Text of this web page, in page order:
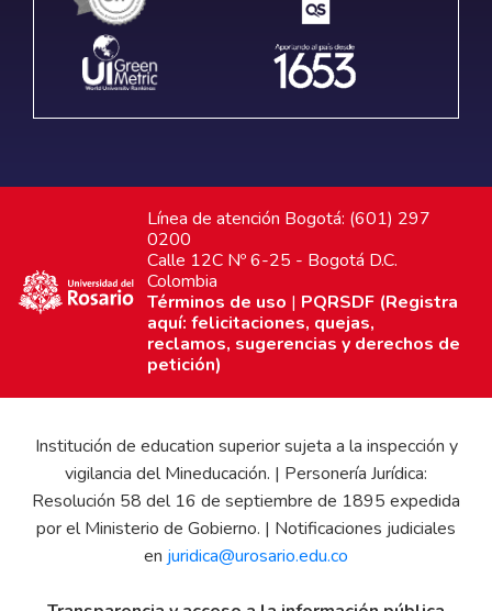
Línea de atención Bogotá: (601) 297
0200
Calle 12C Nº 6-25 - Bogotá D.C.
Colombia
Términos de uso | PQRSDF (Registra
aquí: felicitaciones, quejas,
reclamos, sugerencias y derechos de
petición)
Institución de education superior sujeta a la inspección y
vigilancia del Mineducación. | Personería Jurídica:
Resolución 58 del 16 de septiembre de 1895 expedida
por el Ministerio de Gobierno. | Notificaciones judiciales
en juridica@urosario.edu.co